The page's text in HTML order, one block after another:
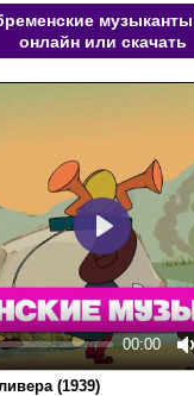
онлайн или скачать
00:00
Play
(1939)